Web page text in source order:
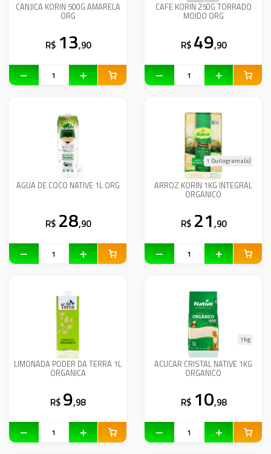
CANJICA KORIN 500G AMARELA
ORG
R$ 13,90
CAFE KORIN 250G TORRADO
MOIDO ORG
R$ 49,90
AGUA DE COCO NATIVE 1L ORG
R$ 28,90
ARROZ KORIN 1KG INTEGRAL
ORGANICO
1 Quilograma(s)
R$ 21,90
LIMONADA PODER DA TERRA 1L
ORGANICA
R$ 9,98
ACUCAR CRISTAL NATIVE 1KG
ORGANICO
1kg
R$ 10,98